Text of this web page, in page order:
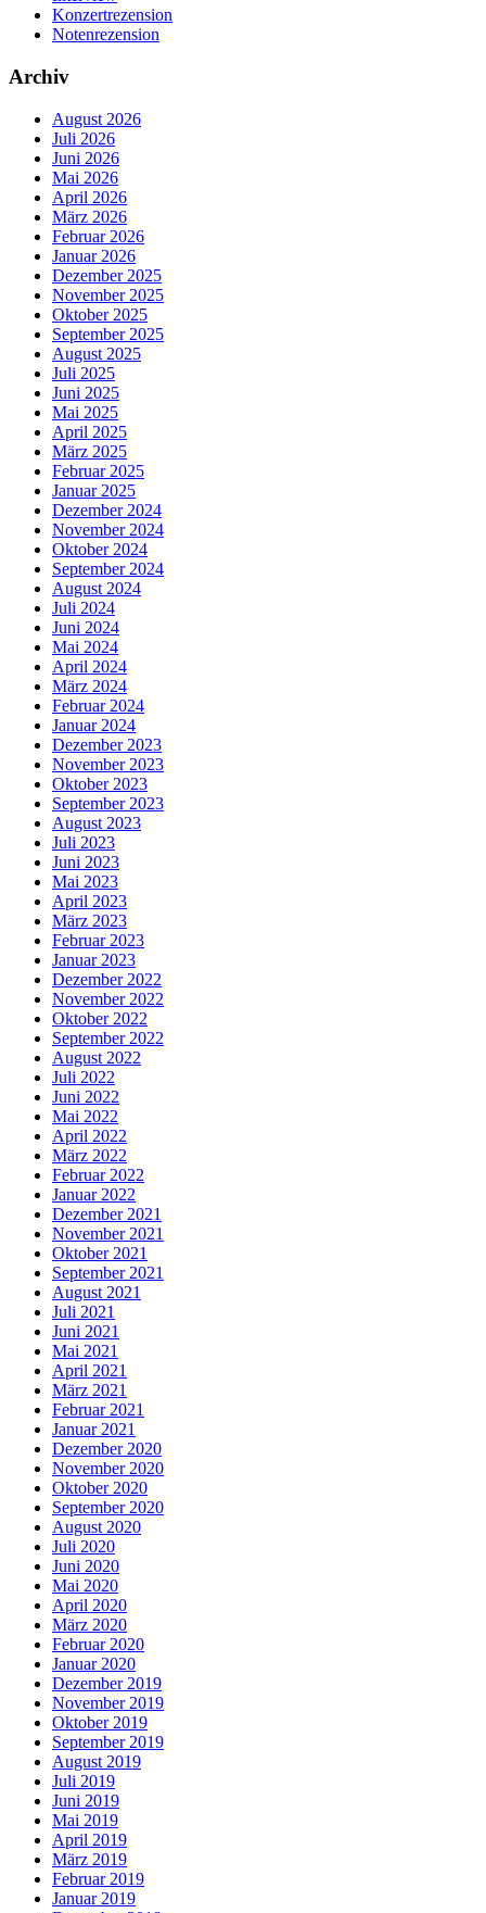
Konzertrezension
Notenrezension
Archiv
August 2026
Juli 2026
Juni 2026
Mai 2026
April 2026
März 2026
Februar 2026
Januar 2026
Dezember 2025
November 2025
Oktober 2025
September 2025
August 2025
Juli 2025
Juni 2025
Mai 2025
April 2025
März 2025
Februar 2025
Januar 2025
Dezember 2024
November 2024
Oktober 2024
September 2024
August 2024
Juli 2024
Juni 2024
Mai 2024
April 2024
März 2024
Februar 2024
Januar 2024
Dezember 2023
November 2023
Oktober 2023
September 2023
August 2023
Juli 2023
Juni 2023
Mai 2023
April 2023
März 2023
Februar 2023
Januar 2023
Dezember 2022
November 2022
Oktober 2022
September 2022
August 2022
Juli 2022
Juni 2022
Mai 2022
April 2022
März 2022
Februar 2022
Januar 2022
Dezember 2021
November 2021
Oktober 2021
September 2021
August 2021
Juli 2021
Juni 2021
Mai 2021
April 2021
März 2021
Februar 2021
Januar 2021
Dezember 2020
November 2020
Oktober 2020
September 2020
August 2020
Juli 2020
Juni 2020
Mai 2020
April 2020
März 2020
Februar 2020
Januar 2020
Dezember 2019
November 2019
Oktober 2019
September 2019
August 2019
Juli 2019
Juni 2019
Mai 2019
April 2019
März 2019
Februar 2019
Januar 2019